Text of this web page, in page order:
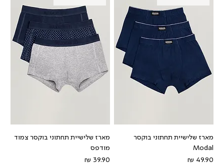
מארז שלישיית תחתוני בוקסר
Modal
מחיר
מארז שלישיית תחתוני בוקסר צמוד
מודפס
מחיר